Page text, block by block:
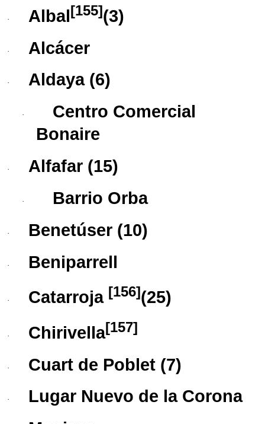
· Albal[155]​ (3)
· Alcácer
· Aldaya(6)
·
Centro Comercial
Bonaire
· Alfafar(15)
· Barrio Orba
· Benetúser(10)
· Beniparrell
· Catarroja [156]​ (25)
· Chirivella[157]
· Cuart de Poblet(7)
· Lugar Nuevo de la Corona